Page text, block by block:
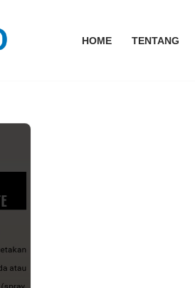
HOME TENTANG